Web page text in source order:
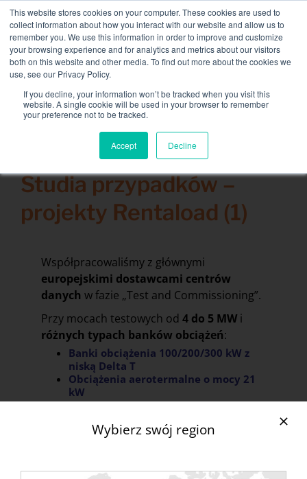
This website stores cookies on your computer. These cookies are used to
collect information about how you interact with our website and allow us to
remember you. We use this information in order to improve and customize
your browsing experience and for analytics and metrics about our visitors
both on this website and other media. To find out more about the cookies we
use, see our Privacy Policy.
If you decline, your information won’t be tracked when you visit this
website. A single cookie will be used in your browser to remember
your preference not to be tracked.
Accept Decline
content
NEW FLEET: Dostępne banki mocy 3,5 MW / MVA,
więcej informacji tutaj.
KONTAKT
Toggle
Usługi powiązane
Secteurs et solutions
Firma
Zasoby
Kalendarz
Search
for:
Studia przypadków –
projekty Rentaload (1)
Współpracowaliśmy z głównymi
europejskimi dostawcami centrów
danych w fazie „Test and Commissioning”.
Przy mocach testowych od 4 do 5 MWi
różnych typach banków obciążeń:
Banki obciążenia 100/200/300 kW z
niską Delta T
Obciążenia aerotermalne o mocy 21
kW
Wybierz swój region